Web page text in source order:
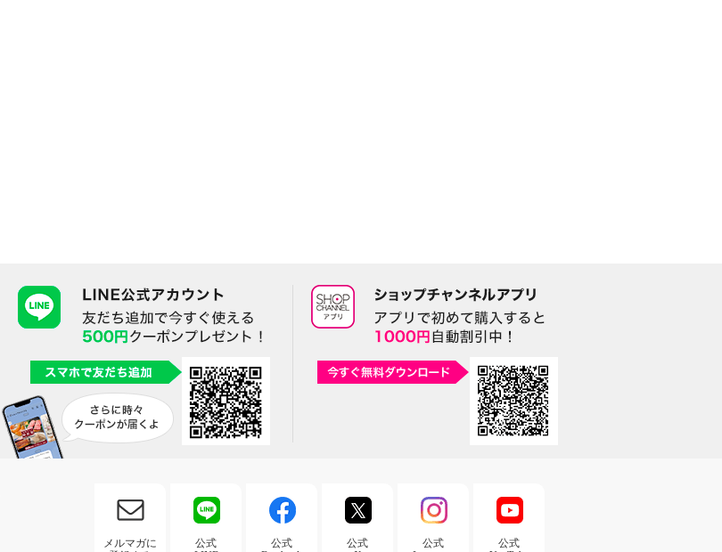
メルマガに
公式
公式
公式
公式
公式